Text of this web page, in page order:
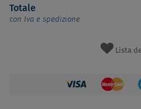
Totale
con Iva e spedizione
Lista